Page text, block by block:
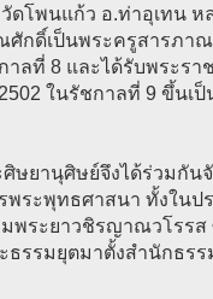
ดโพนแก้ว อ.ท่าอุเทน ห
ศักดิ์เป็นพระครูสารภา
ลที่ 8 และได้รับพระรา
ในรัชกาลที่ 9 ขึ้นเ
ยานุศิษย์จึงได้ร่วมกันจั
ระพุทธศาสนา ทั้งในป
พระยาวชิรญาณวโรรส
ธรรมยุตมาตั้งสำนักธร